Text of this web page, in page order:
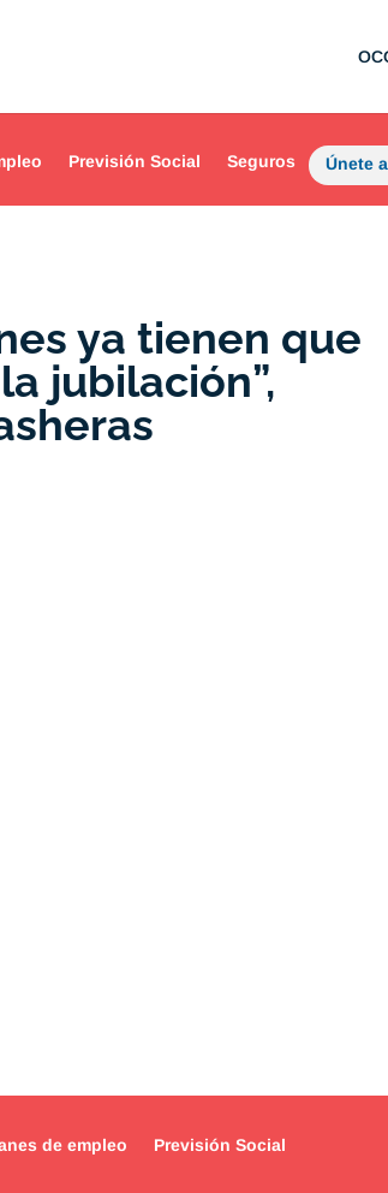
Previsión Social Seguros Únete
ya tienen que
jubilación”,
de empleo Previsión Social